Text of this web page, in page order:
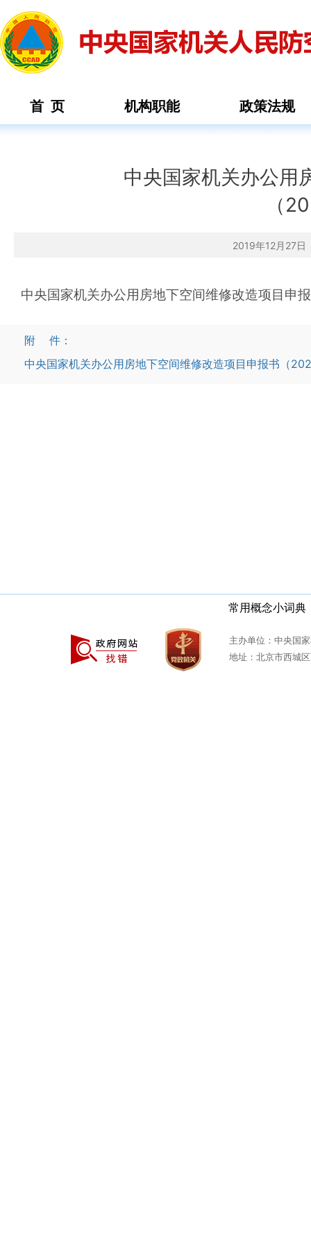
首 页 机构职能 政策法规
中央国家机关办公用
（
2019年12月27
中央国家机关办公用房地下空间维修改造项目申
附 件：
中央国家机关办公用房地下空间维修改造项目申报书（
常用概念小词典
主办单位：中央国
地址：北京市西城